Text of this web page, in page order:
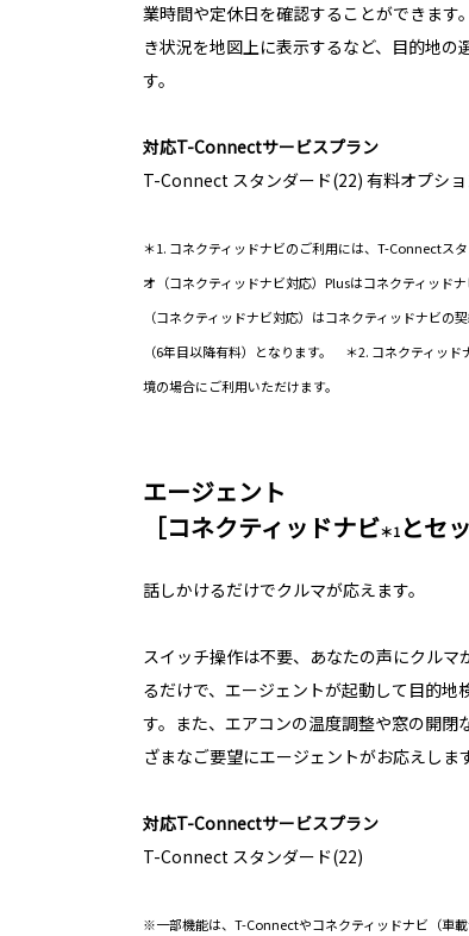
業時間や定休日を確認することができま
き状況を地図上に表示するなど、目的地
す。
対応T-Connectサービスプラン
T-Connect スタンダード(22) 有料オプシ
＊1. コネクティッドナビのご利用には、T-Connectス
オ（コネクティッドナビ対応）Plusはコネクティッド
（コネクティッドナビ対応）はコネクティッドナビ
（6年目以降有料）となります。 ＊2. コネクティッ
境の場合にご利用いただけます。
エージェント
［コネクティッドナビ＊1 とセ
話しかけるだけでクルマが応えます。
スイッチ操作は不要、あなたの声にクル
るだけで、エージェントが起動して目的
す。また、エアコンの温度調整や窓の開閉
ざまなご要望にエージェントがお応えします
対応T-Connectサービスプラン
T-Connect スタンダード(22)
※一部機能は、T-Connectやコネクティッドナビ（車